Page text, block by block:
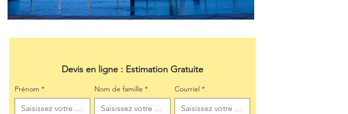
Devis en ligne : Estimation Gratuite
Prénom * Nom de famille * Courriel *